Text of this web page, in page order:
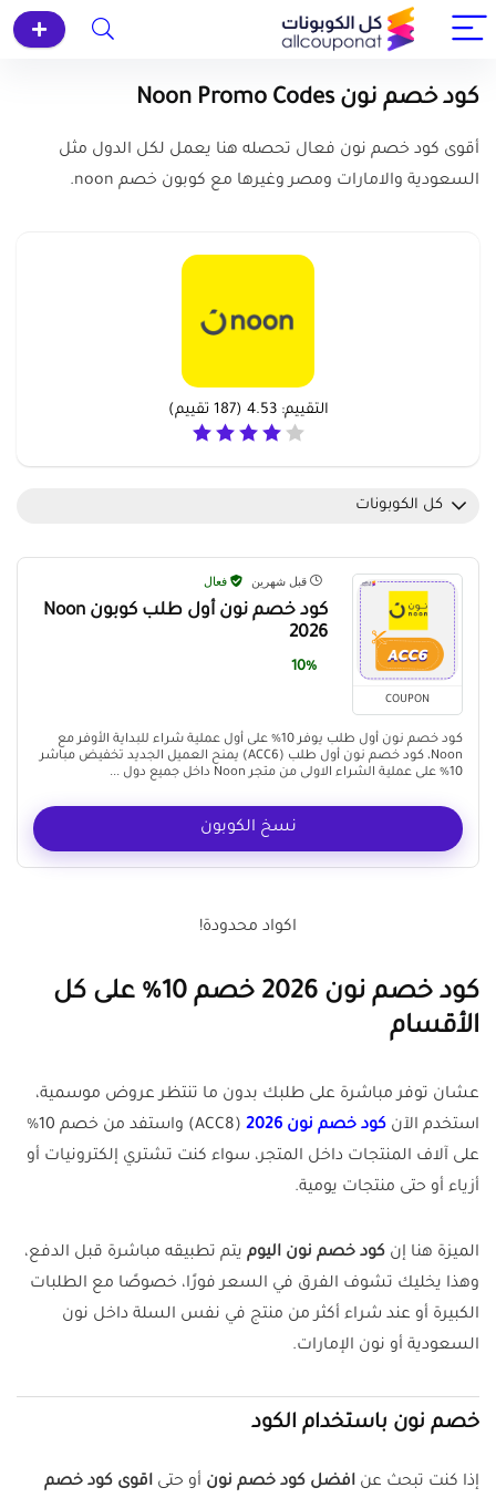
كود خصم نون Noon Promo Codes
أقوى كود خصم نون فعال تحصله هنا يعمل لكل الدول مثل
السعودية والامارات ومصر وغيرها مع كوبون خصم noon.
التقييم:4.53
(
187 تقييم)
كل الكوبونات
COUPON
قبل شهرين فعال
كود خصم نون أول طلب كوبون Noon
2026
10%
كود خصم نون أول طلب يوفر 10% على أول عملية شراء للبداية الأوفر مع
Noon، كود خصم نون أول طلب (ACC6) يمنح العميل الجديد تخفيض مباشر
10% على عملية الشراء الاولى من متجر Noon داخل جميع دول ...
نسخ الكوبون
اكواد محدودة!
كود خصم نون 2026 خصم 10% على كل
الأقسام
عشان توفر مباشرة على طلبك بدون ما تنتظر عروض موسمية،
استخدم الآن كود خصم نون 2026
(ACC8) واستفد من خصم 10%
على آلاف المنتجات داخل المتجر، سواء كنت تشتري إلكترونيات أو
أزياء أو حتى منتجات يومية.
الميزة هنا إن كود خصم نون اليوم يتم تطبيقه مباشرة قبل الدفع،
وهذا يخليك تشوف الفرق في السعر فورًا، خصوصًا مع الطلبات
الكبيرة أو عند شراء أكثر من منتج في نفس السلة داخل نون
السعودية أو نون الإمارات.
خصم نون باستخدام الكود
إذا كنت تبحث عن افضل كود خصم نون أو حتى اقوى كود خصم